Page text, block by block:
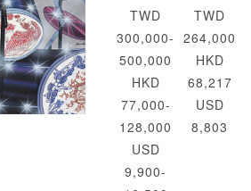
TWD
300,000-
500,000
HKD
77,000-
128,000
USD
9,900-
TWD
264,000
HKD
68,217
USD
8,803